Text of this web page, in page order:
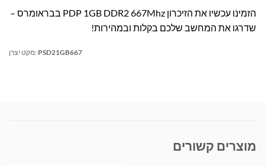
הזמינו עכשיו את הזיכרון PDP 1GB DDR2 667Mhz בבראומרס –
שדרגו את המחשב שלכם בקלות ובמהירות!
מקט יצרן: PSD21GB667
מוצרים קשורים